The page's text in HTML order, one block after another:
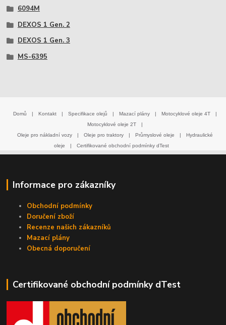
6094M
DEXOS 1 Gen. 2
DEXOS 1 Gen. 3
MS-6395
Domů | Kontakt | Specifikace olejů | Mazací plány | Motocyklové oleje 4T
|
Motocyklové oleje 2T
|
Oleje pro nákladní vozy
| Oleje pro traktory | Průmyslové oleje |
Hydraulické
oleje
| Certifikované obchodní podmínky dTest
Informace pro zákazníky
Obchodní podmínky
Doručení zboží
Recenze našich zákazníků
Mazací plány
Obecná doporučení
Certifikované obchodní podmínky dTest